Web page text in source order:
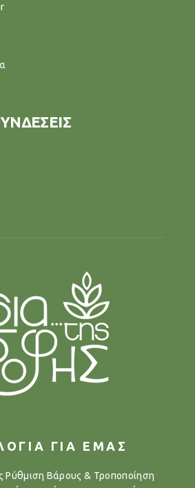
ΓΙΑ ΕΜΑΣ
Ρύθμιση Βάρους & Τροποποίηση